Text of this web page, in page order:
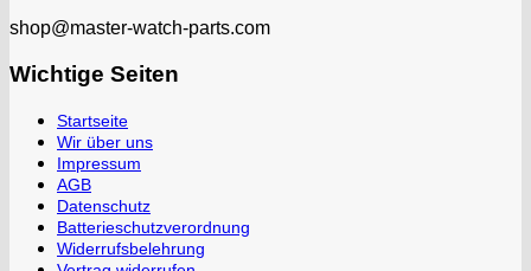
shop@master-watch-parts.com
Wichtige Seiten
Startseite
Wir über uns
Impressum
AGB
Datenschutz
Batterieschutzverordnung
Widerrufsbelehrung